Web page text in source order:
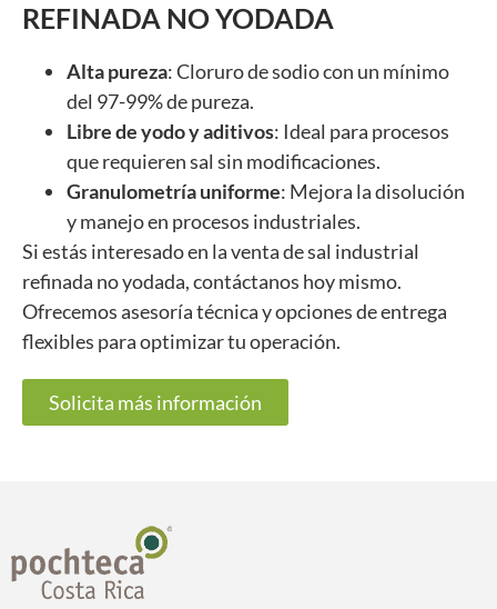
REFINADA NO YODADA
Alta pureza: Cloruro de sodio con un mínimo
del 97-99% de pureza.
Libre de yodo y aditivos: Ideal para procesos
que requieren sal sin modificaciones.
Granulometría uniforme: Mejora la disolución
y manejo en procesos industriales.
Si estás interesado en la venta de sal industrial
refinada no yodada, contáctanos hoy mismo.
Ofrecemos asesoría técnica y opciones de entrega
flexibles para optimizar tu operación.
Solicita más información